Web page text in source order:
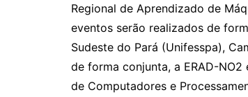
Regional de Aprendizado de
eventos serão realizados de
Sudeste do Pará (Unifesspa),
de forma conjunta, a ERAD-
de Computadores e